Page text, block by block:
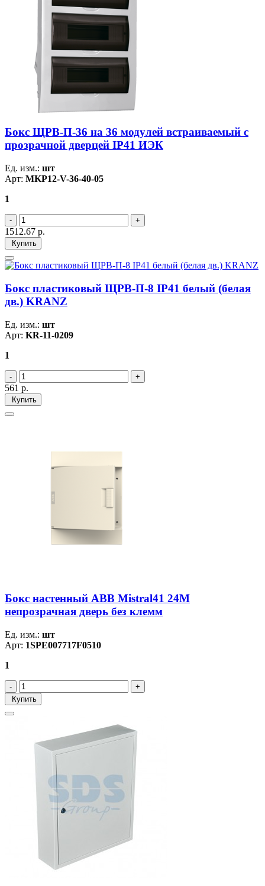
Бокс ЩРВ-П-36 на 36 модулей встраиваемый с
прозрачной дверцей IP41 ИЭК
Ед. изм.: шт
Арт: MKP12-V-36-40-05
1
1512.67 р.
Купить
Бокс пластиковый ЩРВ-П-8 IP41 белый (белая
дв.) KRANZ
Ед. изм.: шт
Арт: KR-11-0209
1
561 р.
Купить
Бокс настенный ABB Mistral41 24М
непрозрачная дверь без клемм
Ед. изм.: шт
Арт: 1SPE007717F0510
1
Купить